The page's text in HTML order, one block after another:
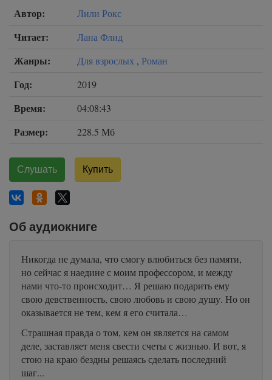
Автор: Лили Рокс
Читает: Лана Флид
Жанры: Для взрослых , Роман
Год: 2019
Время: 04:08:43
Размер: 228.5 Мб
Слушать Купить
Об аудиокниге
Никогда не думала, что смогу влюбиться без памяти,
но сейчас я наедине с моим профессором, и между
нами что-то происходит… Я решаю подарить ему
свою девственность, свою любовь и свою душу. Но он
оказывается не тем, кем я его считала…
Страшная правда о том, кем он является на самом
деле, заставляет меня свести счеты с жизнью. И вот, я
стою на краю бездны решаясь сделать последний
шаг...